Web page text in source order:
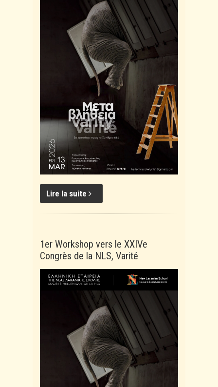
Lire la suite
1er Workshop vers le XXIVe
Congrès de la NLS, Varité